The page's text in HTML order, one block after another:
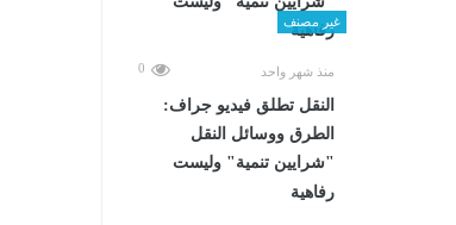
غير مصنف
منذ شهر واحد 0
​النقل تطلق فيديو جراف:
الطرق ووسائل النقل
"شرايين تنمية" وليست
رفاهية